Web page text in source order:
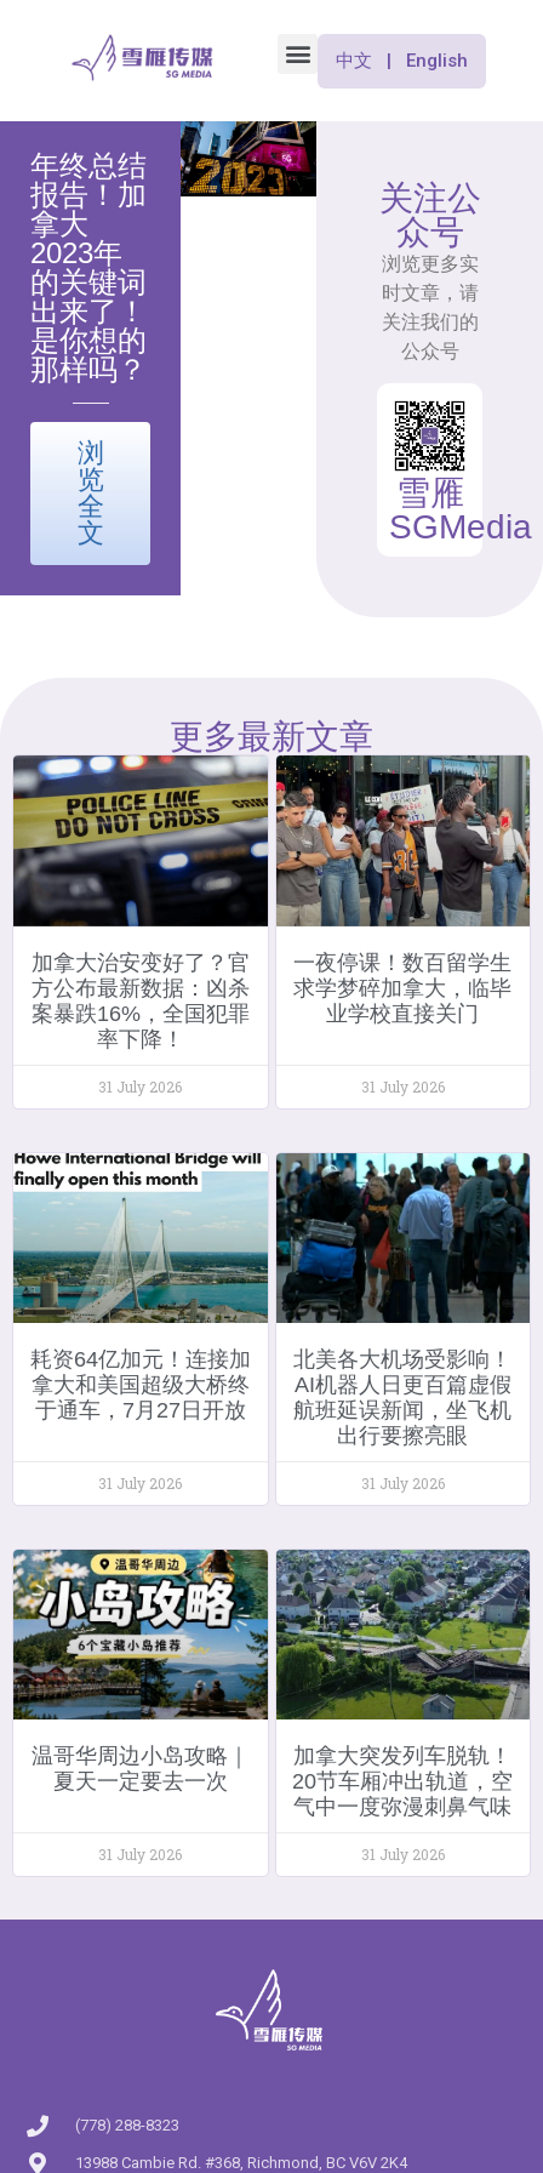
中文 | English
年终总结
报告！加
拿大
2023年
的关键词
出来了！
是你想的
那样吗？
浏
览
全
文
关注公
众号
浏览更多实
时文章，请
关注我们的
公众号
雪雁
SGMedia
更多最新文章
加拿大治安变好了？官
方公布最新数据：凶杀
案暴跌16%，全国犯罪
率下降！
31 July 2026
一夜停课！数百留学生
求学梦碎加拿大，临毕
业学校直接关门
31 July 2026
耗资64亿加元！连接加
拿大和美国超级大桥终
于通车，7月27日开放
31 July 2026
北美各大机场受影响！
AI机器人日更百篇虚假
航班延误新闻，坐飞机
出行要擦亮眼
31 July 2026
温哥华周边小岛攻略｜
夏天一定要去一次
31 July 2026
加拿大突发列车脱轨！
20节车厢冲出轨道，空
气中一度弥漫刺鼻气味
31 July 2026
(778) 288-8323
13988 Cambie Rd. #368, Richmond, BC V6V 2K4